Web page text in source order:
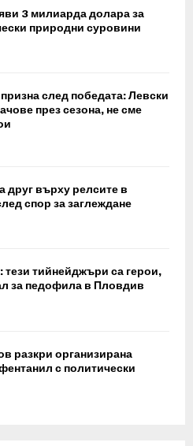
3 милиарда долара за
природни суровини
след победата: Левски
през сезона, не сме
друг върху релсите в
спор за заглеждане
тези тийнейджъри са герои,
за педофила в Пловдив
разкри организирана
с политически